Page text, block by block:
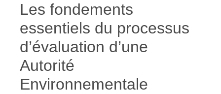
Les fondements
essentiels du processus
d’évaluation d’une
Autorité
Environnementale